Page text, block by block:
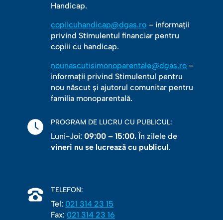
Handicap.
copiicuhandicap@dgas.ro– informații
privind Stimulentul financiar pentru
copiii cu handicap.
nounascutisimonoparentale@dgas.ro–
informații privind Stimulentul pentru
nou născut și ajutorul comunitar pentru
familia monoparentală.
PROGRAM DE LUCRU CU PUBLICUL:
Luni-Joi: 09:00 – 15:00.În zilele de
vineri nu se lucrează cu publicul.
TELEFON:
Tel: 021 314 23 15
Fax: 021 314 23 16